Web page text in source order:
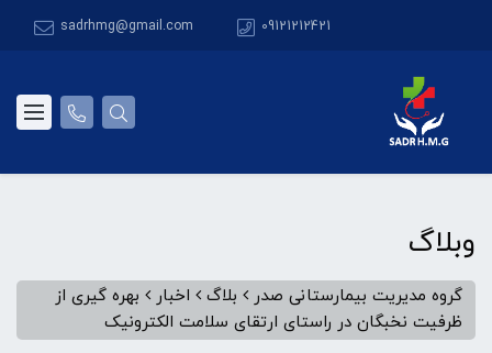
09121212421
sadrhmg@gmail.com
وبلاگ
گروه مدیریت بیمارستانی صدر بلاگ اخبار
بهره گیری از
ظرفیت نخبگان در راستای ارتقای سلامت الکترونیک